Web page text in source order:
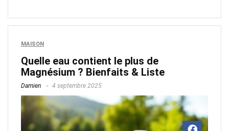
MAISON
Quelle eau contient le plus de
Magnésium ? Bienfaits & Liste
Damien 4 septembre 2025